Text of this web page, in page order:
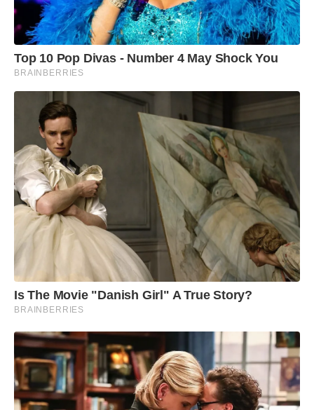
Top 10 Pop Divas - Number 4 May Shock You
BRAINBERRIES
Is The Movie "Danish Girl" A True Story?
BRAINBERRIES